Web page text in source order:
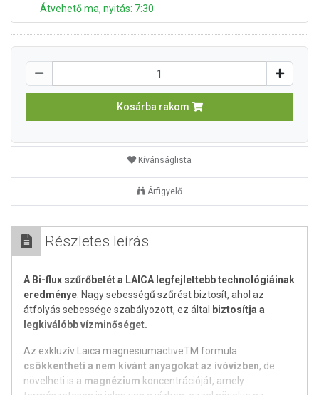
Átvehető ma, nyitás: 7:30
Kosárba rakom
Kívánságlista
Árfigyelő
Részletes leírás
A Bi-flux szűrőbetét a LAICA legfejlettebb technológiáinak
eredménye . Nagy sebességű szűrést biztosít, ahol az
átfolyás sebessége szabályozott, ez által
biztosítja a
legkiválóbb vízminőséget.
Az exkluzív Laica magnesiumactiveTM formula
csökkentheti a nem kívánt anyagokat az ivóvízben, de
növelheti is a magnézium koncentrációját, amely